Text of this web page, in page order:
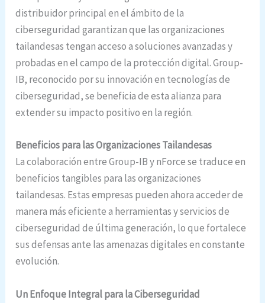
distribuidor principal en el ámbito de la
ciberseguridad garantizan que las organizaciones
tailandesas tengan acceso a soluciones avanzadas y
probadas en el campo de la protección digital. Group-
IB, reconocido por su innovación en tecnologías de
ciberseguridad, se beneficia de esta alianza para
extender su impacto positivo en la región.
Beneficios para las Organizaciones Tailandesas
La colaboración entre Group-IB y nForce se traduce en
beneficios tangibles para las organizaciones
tailandesas. Estas empresas pueden ahora acceder de
manera más eficiente a herramientas y servicios de
ciberseguridad de última generación, lo que fortalece
sus defensas ante las amenazas digitales en constante
evolución.
Un Enfoque Integral para la Ciberseguridad